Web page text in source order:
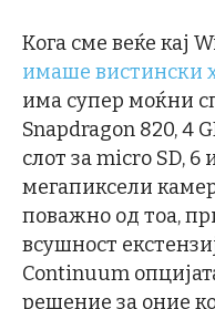
Кога сме веќе кај
имаше вистински
има супер моќни
Snapdragon 820, 4
слот за micro SD, 6
мегапиксели
поважно од тоа,
всушност
Continuum
решение за оние